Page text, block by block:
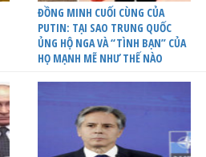
ĐỒNG MINH CUỐI CÙNG CỦA
PUTIN: TẠI SAO TRUNG QUỐC
ỦNG HỘ NGA VÀ “TÌNH BẠN” CỦA
HỌ MẠNH MẼ NHƯ THẾ NÀO